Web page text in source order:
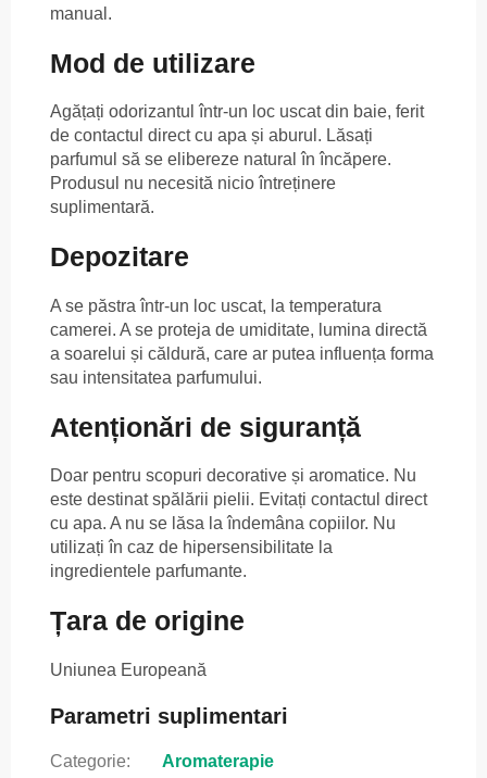
manual.
Mod de utilizare
Agățați odorizantul într-un loc uscat din baie, ferit
de contactul direct cu apa și aburul. Lăsați
parfumul să se elibereze natural în încăpere.
Produsul nu necesită nicio întreținere
suplimentară.
Depozitare
A se păstra într-un loc uscat, la temperatura
camerei. A se proteja de umiditate, lumina directă
a soarelui și căldură, care ar putea influența forma
sau intensitatea parfumului.
Atenționări de siguranță
Doar pentru scopuri decorative și aromatice. Nu
este destinat spălării pielii. Evitați contactul direct
cu apa. A nu se lăsa la îndemâna copiilor. Nu
utilizați în caz de hipersensibilitate la
ingredientele parfumante.
Țara de origine
Uniunea Europeană
Parametri suplimentari
Categorie:
Aromaterapie